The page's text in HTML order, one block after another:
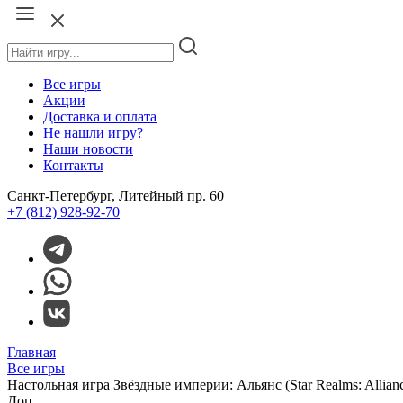
Все игры
Акции
Доставка и оплата
Не нашли игру?
Наши новости
Контакты
Санкт-Петербург, Литейный пр. 60
+7 (812) 928-92-70
Главная
Все игры
Настольная игра Звёздные империи: Альянс (Star Realms: